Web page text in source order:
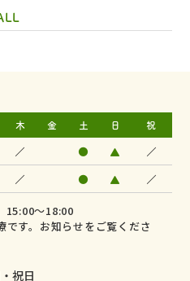
木 金 土 日 祝
／ ● ▲ ／
／ ● ▲ ／
15:00～18:00
す。お知らせをご覧くださ
祝日